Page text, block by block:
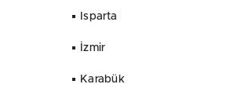
Isparta
İzmir
Karabük